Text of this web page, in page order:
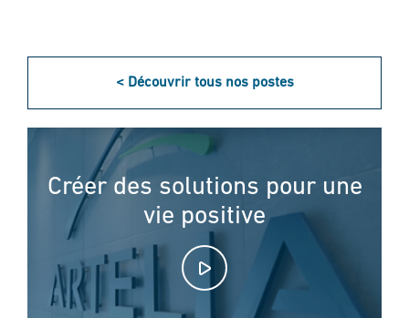
< Découvrir tous nos postes
Créer des solutions pour une
vie positive